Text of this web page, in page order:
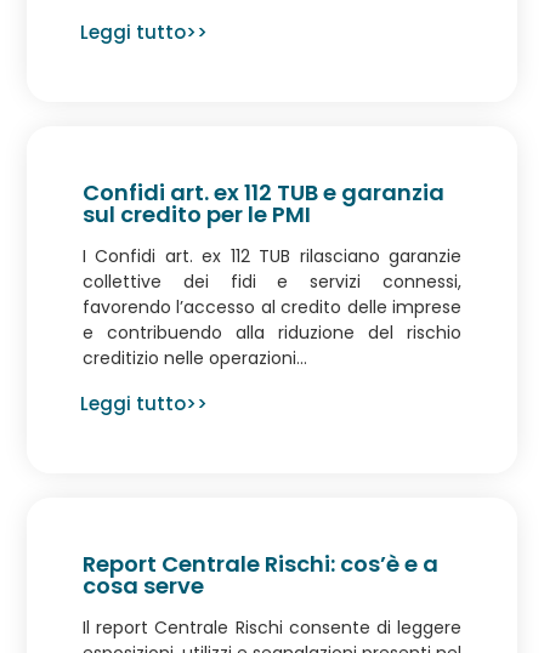
Leggi tutto>>
Confidi art. ex 112 TUB e garanzia
sul credito per le PMI
I Confidi art. ex 112 TUB rilasciano garanzie
collettive dei fidi e servizi connessi,
favorendo l’accesso al credito delle imprese
e contribuendo alla riduzione del rischio
creditizio nelle operazioni...
Leggi tutto>>
Report Centrale Rischi: cos’è e a
cosa serve
Il report Centrale Rischi consente di leggere